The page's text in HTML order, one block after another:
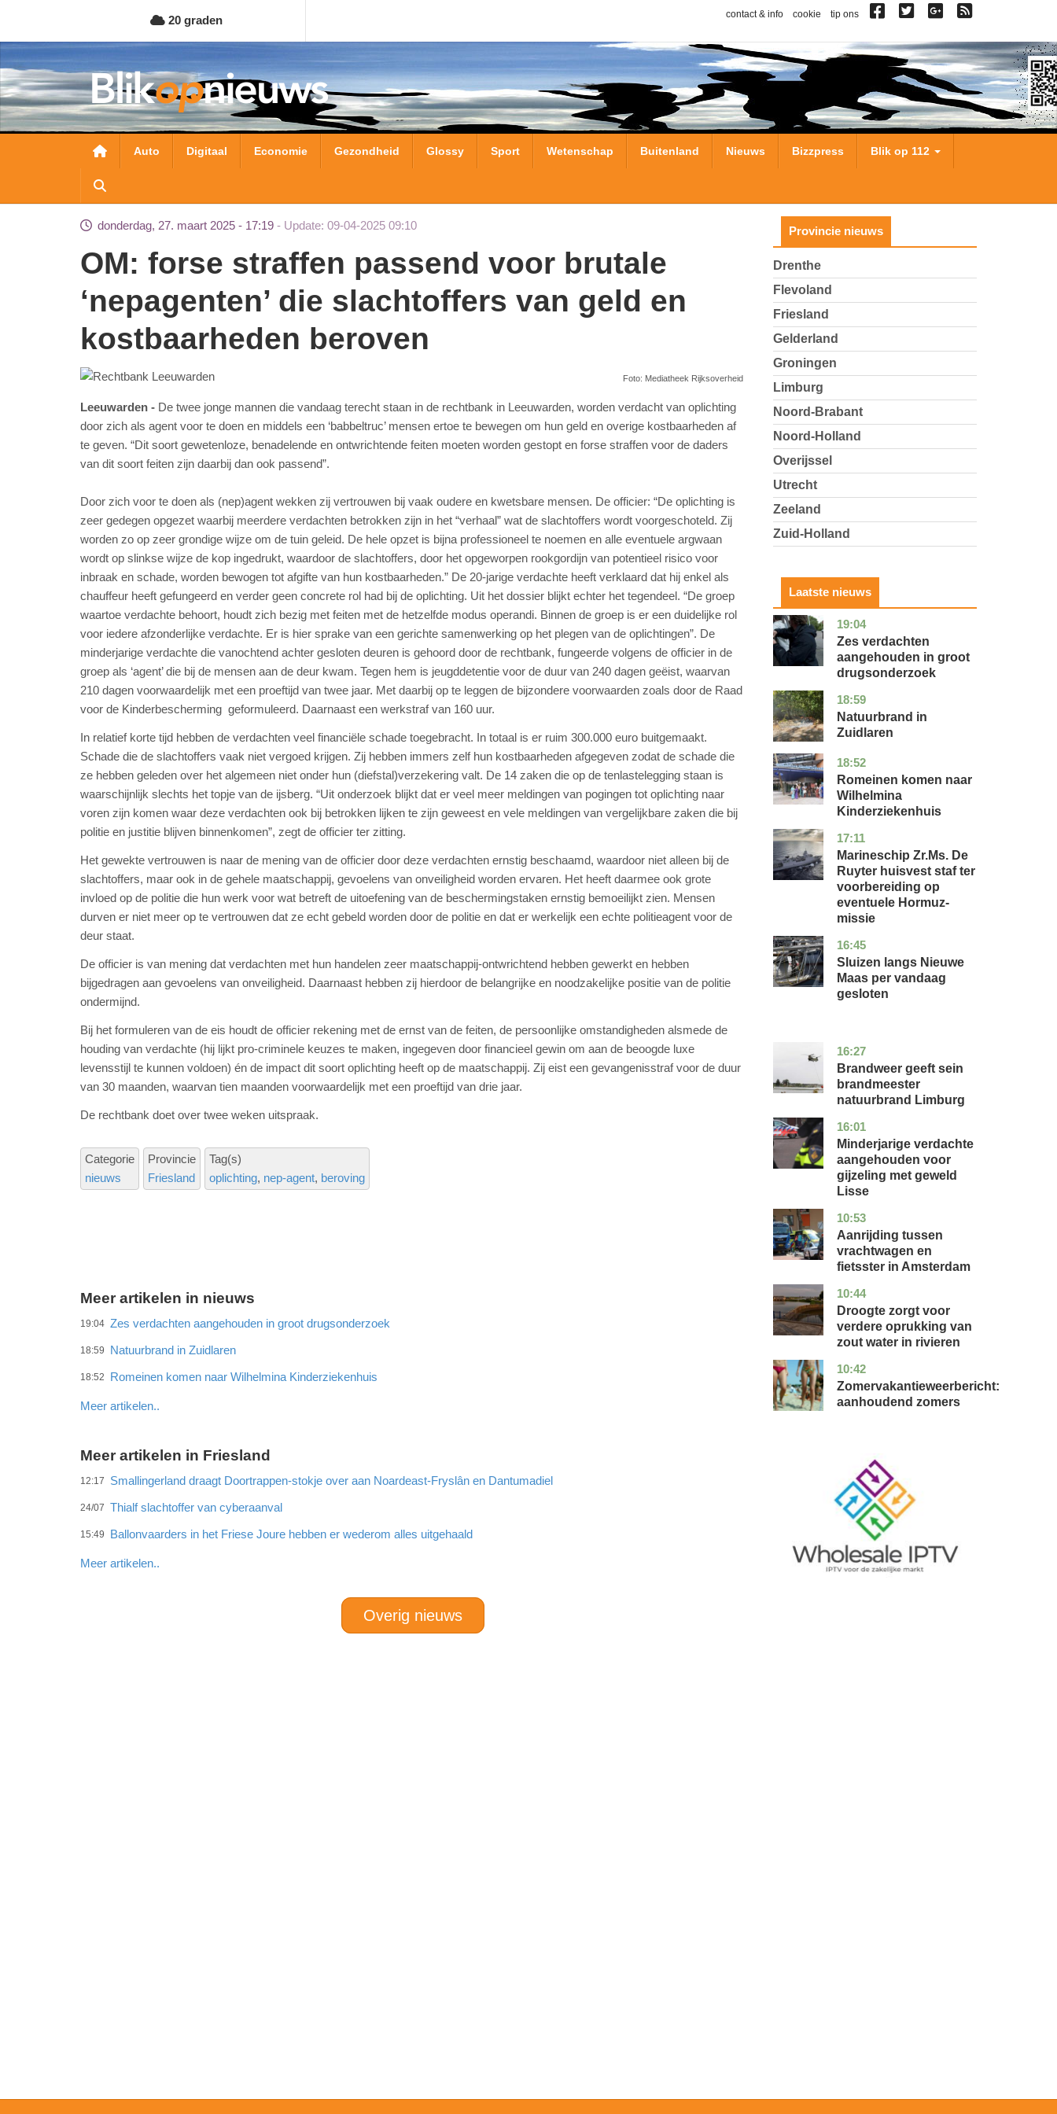
naar
de
inhoud
gaan
20 graden contact & info cookie tip ons
Hoofdnavigatie
Auto Digitaal Economie Gezondheid Glossy Sport Wetenschap Buitenland Nieuws Bizzpress Blik op 112
donderdag, 27. maart 2025 - 17:19 Update: 09-04-2025 09:10
OM: forse straffen passend voor brutale
‘nepagenten’ die slachtoffers van geld en
kostbaarheden beroven
Foto: Mediatheek Rijksoverheid
Leeuwarden
De twee jonge mannen die vandaag terecht staan in de rechtbank in Leeuwarden, worden verdacht van oplichting
door zich als agent voor te doen en middels een ‘babbeltruc’ mensen ertoe te bewegen om hun geld en overige kostbaarheden af
te geven. “Dit soort gewetenloze, benadelende en ontwrichtende feiten moeten worden gestopt en forse straffen voor de daders
van dit soort feiten zijn daarbij dan ook passend”.
Door zich voor te doen als (nep)agent wekken zij vertrouwen bij vaak oudere en kwetsbare mensen. De officier: “De oplichting is
zeer gedegen opgezet waarbij meerdere verdachten betrokken zijn in het “verhaal” wat de slachtoffers wordt voorgeschoteld. Zij
worden zo op zeer grondige wijze om de tuin geleid. De hele opzet is bijna professioneel te noemen en alle eventuele argwaan
wordt op slinkse wijze de kop ingedrukt, waardoor de slachtoffers, door het opgeworpen rookgordijn van potentieel risico voor
inbraak en schade, worden bewogen tot afgifte van hun kostbaarheden.” De 20-jarige verdachte heeft verklaard dat hij enkel als
chauffeur heeft gefungeerd en verder geen concrete rol had bij de oplichting. Uit het dossier blijkt echter het tegendeel. “De groep
waartoe verdachte behoort, houdt zich bezig met feiten met de hetzelfde modus operandi. Binnen de groep is er een duidelijke rol
voor iedere afzonderlijke verdachte. Er is hier sprake van een gerichte samenwerking op het plegen van de oplichtingen”. De
minderjarige verdachte die vanochtend achter gesloten deuren is gehoord door de rechtbank, fungeerde volgens de officier in de
groep als ‘agent’ die bij de mensen aan de deur kwam. Tegen hem is jeugddetentie voor de duur van 240 dagen geëist, waarvan
210 dagen voorwaardelijk met een proeftijd van twee jaar. Met daarbij op te leggen de bijzondere voorwaarden zoals door de Raad
voor de Kinderbescherming geformuleerd. Daarnaast een werkstraf van 160 uur.
In relatief korte tijd hebben de verdachten veel financiële schade toegebracht. In totaal is er ruim 300.000 euro buitgemaakt.
Schade die de slachtoffers vaak niet vergoed krijgen. Zij hebben immers zelf hun kostbaarheden afgegeven zodat de schade die
ze hebben geleden over het algemeen niet onder hun (diefstal)verzekering valt. De 14 zaken die op de tenlastelegging staan is
waarschijnlijk slechts het topje van de ijsberg. “Uit onderzoek blijkt dat er veel meer meldingen van pogingen tot oplichting naar
voren zijn komen waar deze verdachten ook bij betrokken lijken te zijn geweest en vele meldingen van vergelijkbare zaken die bij
politie en justitie blijven binnenkomen”, zegt de officier ter zitting.
Het gewekte vertrouwen is naar de mening van de officier door deze verdachten ernstig beschaamd, waardoor niet alleen bij de
slachtoffers, maar ook in de gehele maatschappij, gevoelens van onveiligheid worden ervaren. Het heeft daarmee ook grote
invloed op de politie die hun werk voor wat betreft de uitoefening van de beschermingstaken ernstig bemoeilijkt zien. Mensen
durven er niet meer op te vertrouwen dat ze echt gebeld worden door de politie en dat er werkelijk een echte politieagent voor de
deur staat.
De officier is van mening dat verdachten met hun handelen zeer maatschappij-ontwrichtend hebben gewerkt en hebben
bijgedragen aan gevoelens van onveiligheid. Daarnaast hebben zij hierdoor de belangrijke en noodzakelijke positie van de politie
ondermijnd.
Bij het formuleren van de eis houdt de officier rekening met de ernst van de feiten, de persoonlijke omstandigheden alsmede de
houding van verdachte (hij lijkt pro-criminele keuzes te maken, ingegeven door financieel gewin om aan de beoogde luxe
levensstijl te kunnen voldoen) én de impact dit soort oplichting heeft op de maatschappij. Zij eist een gevangenisstraf voor de duur
van 30 maanden, waarvan tien maanden voorwaardelijk met een proeftijd van drie jaar.
De rechtbank doet over twee weken uitspraak.
Categorie
nieuws
Provincie
Friesland
Tag(s)
oplichting nep-agent beroving
Meer artikelen in nieuws
19:04 Zes verdachten aangehouden in groot drugsonderzoek
18:59 Natuurbrand in Zuidlaren
18:52 Romeinen komen naar Wilhelmina Kinderziekenhuis
Meer artikelen..
Meer artikelen in Friesland
12:17 Smallingerland draagt Doortrappen-stokje over aan Noardeast-Fryslân en Dantumadiel
24/07 Thialf slachtoffer van cyberaanval
15:49 Ballonvaarders in het Friese Joure hebben er wederom alles uitgehaald
Meer artikelen..
Overig nieuws
Provincie nieuws
Drenthe
Flevoland
Friesland
Gelderland
Groningen
Limburg
Noord-Brabant
Noord-Holland
Overijssel
Utrecht
Zeeland
Zuid-Holland
Laatste nieuws
19:04
zuid-
holland
nieuws
Zes verdachten
aangehouden in groot
drugsonderzoek
18:59
drenthe
nieuws
Natuurbrand in
Zuidlaren
18:52
utrecht
nieuws
Romeinen komen naar
Wilhelmina
Kinderziekenhuis
17:11
zuid-
holland
nieuws
Marineschip Zr.Ms. De
Ruyter huisvest staf ter
voorbereiding op
eventuele Hormuz-
missie
16:45
zuid-
holland
nieuws
Sluizen langs Nieuwe
Maas per vandaag
gesloten
16:27
limburg
nieuws
Brandweer geeft sein
brandmeester
natuurbrand Limburg
16:01
zuid-
holland
nieuws
Minderjarige verdachte
aangehouden voor
gijzeling met geweld
Lisse
10:53
noord-
holland
nieuws
Aanrijding tussen
vrachtwagen en
fietsster in Amsterdam
10:44
gelderland
nieuws
Droogte zorgt voor
verdere oprukking van
zout water in rivieren
10:42
utrecht
nieuws
Zomervakantieweerbericht:
aanhoudend zomers